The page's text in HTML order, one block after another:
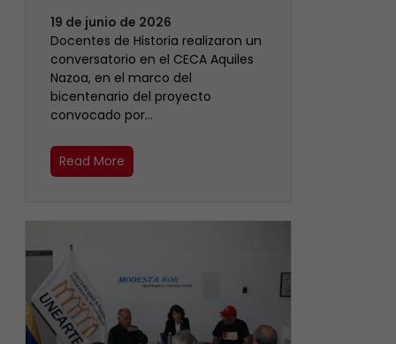
19 de junio de 2026
Docentes de Historia realizaron un
conversatorio en el CECA Aquiles
Nazoa, en el marco del
bicentenario del proyecto
convocado por…
Read More